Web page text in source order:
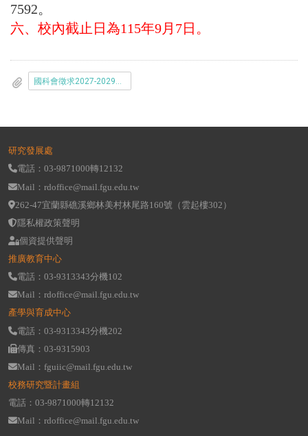
7592。
六、校內截止日為115年9月 7日。
研究發展處
電話：03-9871000轉12132
Mail：rdoffice@mail.fgu.edu.tw
262-47宜蘭縣礁溪鄉林美村林尾路160號（雲起樓302）
隱私權政策聲明
個資提供聲明
推廣教育中心
電話：03-9313343分機102
Mail：rdoffice@mail.fgu.edu.tw
產學與育成中心
電話：03-9313343分機202
傳真：03-9315903
Mail：fguiic@mail.fgu.edu.tw
校務研究暨計畫組
電話：03-9871000轉12132
Mail：rdoffice@mail.fgu.edu.tw